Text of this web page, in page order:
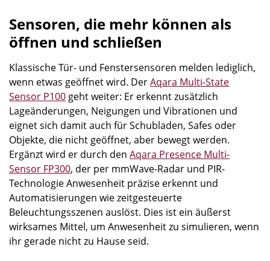
Sensoren, die mehr können als
öffnen und schließen
Klassische Tür- und Fenstersensoren melden lediglich,
wenn etwas geöffnet wird. DerAqara Multi-State
Sensor P100 geht weiter: Er erkennt zusätzlich
Lageänderungen, Neigungen und Vibrationen und
eignet sich damit auch für Schubladen, Safes oder
Objekte, die nicht geöffnet, aber bewegt werden.
Ergänzt wird er durch den Aqara Presence Multi-
Sensor FP300, der per mmWave-Radar und PIR-
Technologie Anwesenheit präzise erkennt und
Automatisierungen wie zeitgesteuerte
Beleuchtungsszenen auslöst. Dies ist ein äußerst
wirksames Mittel, um Anwesenheit zu simulieren, wenn
ihr gerade nicht zu Hause seid.